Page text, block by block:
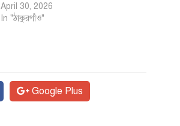
April 30, 2026
In "ঠাকুরগাঁও"
Google Plus